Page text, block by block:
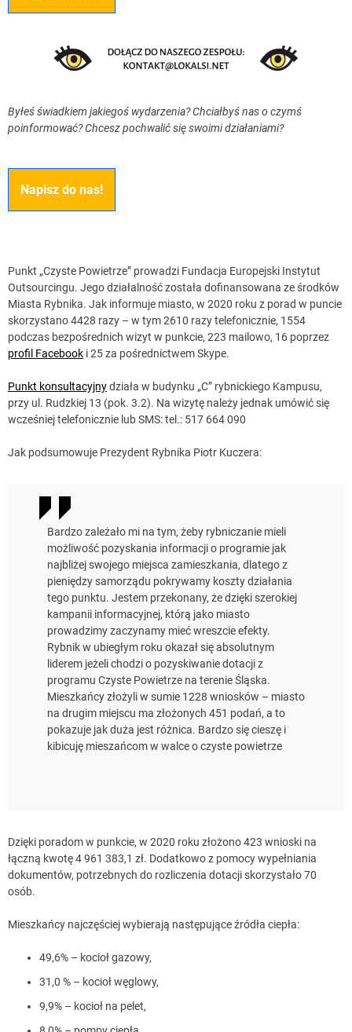
Byłeś świadkiem jakiegoś wydarzenia? Chciałbyś nas o czymś
poinformować? Chcesz pochwalić się swoimi działaniami?
Napisz do nas!
Punkt „Czyste Powietrze” prowadzi Fundacja Europejski Instytut
Outsourcingu. Jego działalność została dofinansowana ze środków
Miasta Rybnika. Jak informuje miasto, w 2020 roku z porad w puncie
skorzystano 4428 razy – w tym 2610 razy telefonicznie, 1554
podczas bezpośrednich wizyt w punkcie, 223 mailowo, 16 poprzez
profil Facebook i 25 za pośrednictwem Skype.
Punkt konsultacyjnydziała w budynku „C” rybnickiego Kampusu,
przy ul. Rudzkiej 13 (pok. 3.2). Na wizytę należy jednak umówić się
wcześniej telefonicznie lub SMS: tel.: 517 664 090
Jak podsumowuje Prezydent Rybnika Piotr Kuczera:
Bardzo zależało mi na tym, żeby rybniczanie mieli
możliwość pozyskania informacji o programie jak
najbliżej swojego miejsca zamieszkania, dlatego z
pieniędzy samorządu pokrywamy koszty działania
tego punktu. Jestem przekonany, że dzięki szerokiej
kampanii informacyjnej, którą jako miasto
prowadzimy zaczynamy mieć wreszcie efekty.
Rybnik w ubiegłym roku okazał się absolutnym
liderem jeżeli chodzi o pozyskiwanie dotacji z
programu Czyste Powietrze na terenie Śląska.
Mieszkańcy złożyli w sumie 1228 wniosków – miasto
na drugim miejscu ma złożonych 451 podań, a to
pokazuje jak duża jest różnica. Bardzo się cieszę i
kibicuję mieszańcom w walce o czyste powietrze
Dzięki poradom w punkcie, w 2020 roku złożono 423 wnioski na
łączną kwotę 4 961 383,1 zł. Dodatkowo z pomocy wypełniania
dokumentów, potrzebnych do rozliczenia dotacji skorzystało 70
osób.
Mieszkańcy najczęściej wybierają następujące źródła ciepła:
49,6% – kocioł gazowy,
31,0 % – kocioł węglowy,
9,9% – kocioł na pelet,